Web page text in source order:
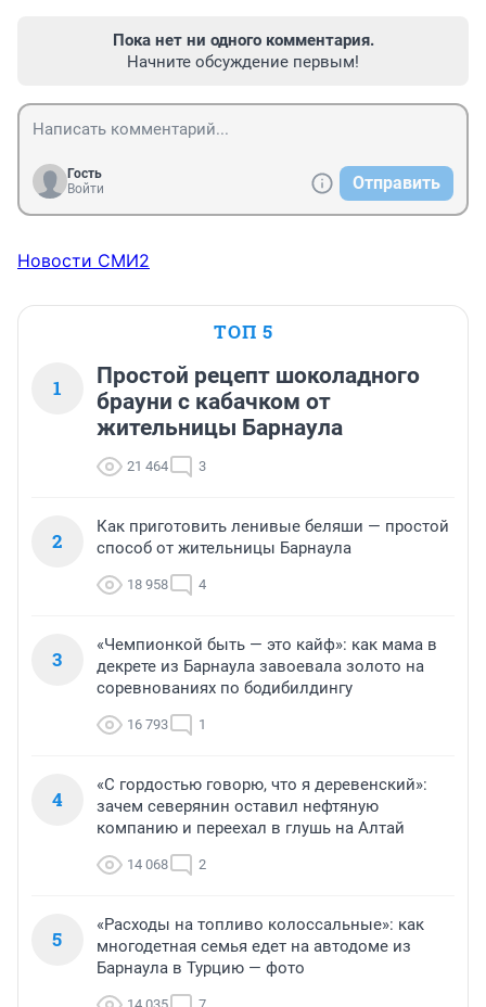
Пока нет ни одного комментария.
Начните обсуждение первым!
Гость
Войти
Отправить
Новости СМИ2
ТОП 5
1
Простой рецепт шоколадного
брауни с кабачком от
жительницы Барнаула
21 464 3
2
Как приготовить ленивые беляши — простой
способ от жительницы Барнаула
18 958 4
3
«Чемпионкой быть — это кайф»: как мама в
декрете из Барнаула завоевала золото на
соревнованиях по бодибилдингу
16 793 1
4
«С гордостью говорю, что я деревенский»:
зачем северянин оставил нефтяную
компанию и переехал в глушь на Алтай
14 068 2
5
«Расходы на топливо колоссальные»: как
многодетная семья едет на автодоме из
Барнаула в Турцию — фото